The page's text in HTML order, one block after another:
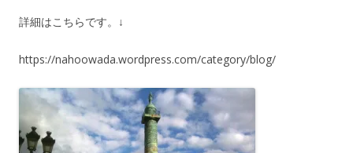
詳細はこちらです。↓
https://nahoowada.wordpress.com/category/blog/